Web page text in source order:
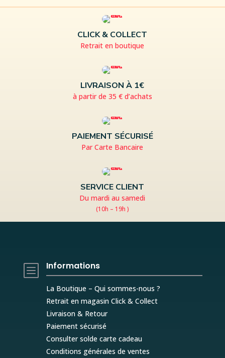
CLICK & COLLECT
Retrait en boutique
LIVRAISON À 1€
à partir de 35 € d’achats
PAIEMENT SÉCURISÉ
Par Carte Bancaire
SERVICE CLIENT
Du mardi au samedi
(10h – 19h )
b Informations
La Boutique – Qui sommes-nous ?
Retrait en magasin Click & Collect
Livraison & Retour
Paiement sécurisé
Consulter solde carte cadeau
Conditions générales de ventes